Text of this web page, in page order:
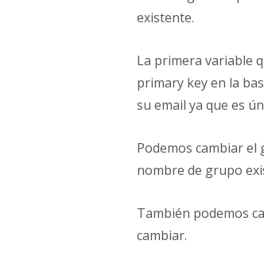
existente.
La primera variable
primary key en la
su email ya que es
Podemos cambiar
nombre de grupo
También podemos
cambiar.